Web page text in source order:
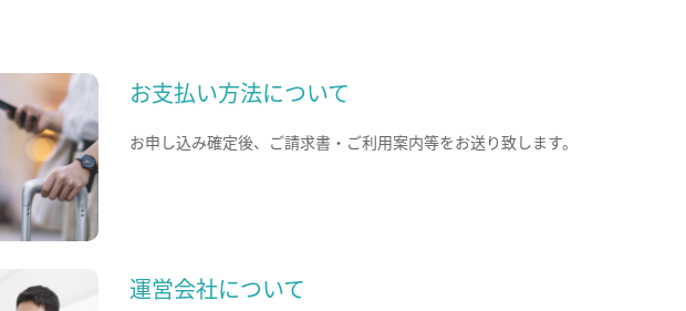
お支払い方法について
お申し込み確定後、ご請求書・ご利用案内等をお送り致します。
運営会社について